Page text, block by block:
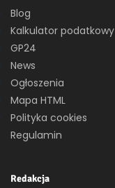
Blog
Kalkulator podatkowy
GP24
News
Ogłoszenia
Mapa HTML
Polityka cookies
Regulamin
Redakcja